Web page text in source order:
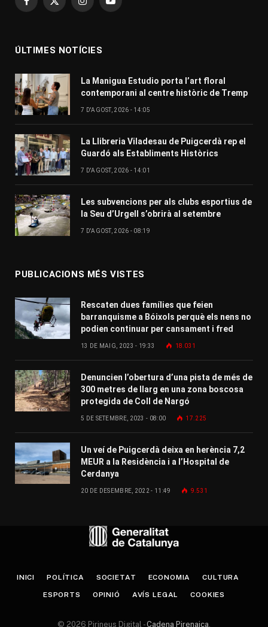
Facebook
X
InstagramYouTube
ÚLTIMES NOTÍCIES
La Manigua Estudio porta l’art floral
contemporani al centre històric de Tremp
7 D'AGOST, 2026 - 14:05
La Llibreria Viladesau de Puigcerdà rep el
Guardó als Establiments Històrics
7 D'AGOST, 2026 - 14:01
Les subvencions per als clubs esportius de
la Seu d’Urgell s’obrirà al setembre
7 D'AGOST, 2026 - 08:19
PUBLICACIONS MÉS VISTES
Rescaten dues famílies que feien
barranquisme a Bóixols perquè els nens no
podien continuar per cansament i fred
13 DE MAIG, 2023 - 19:33 18.031
Denuncien l’obertura d’una pista de més de
300 metres de llarg en una zona boscosa
protegida de Coll de Nargó
5 DE SETEMBRE, 2023 - 08:00 17.225
Un veí de Puigcerdà deixa en herència 7,2
MEUR a la Residència i a l’Hospital de
Cerdanya
20 DE DESEMBRE, 2022 - 11:49 9.531
INICI POLÍTICA SOCIETAT ECONOMIA CULTURA
ESPORTS OPINIÓ AVÍS LEGAL COOKIES
© 2026 Pirineus Digital -Cadena Pirenaica.